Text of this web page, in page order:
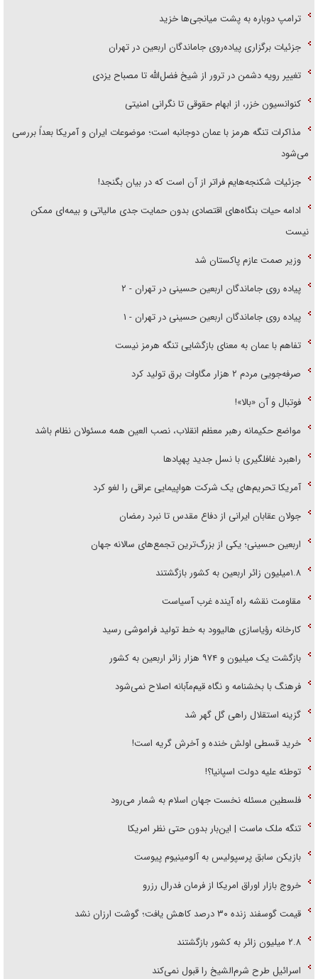
ترامپ دوباره به پشت میانجی‌ها خزید
جزئیات برگزاری پیاده‌روی جاماندگان اربعین در تهران
تغییر رویه دشمن در ترور از شیخ فضل‌الله تا مصباح یزدی
کنوانسیون خزر، از ابهام حقوقی تا نگرانی امنیتی
مذاکرات تنگه هرمز با عمان دوجانبه است؛ موضوعات ایران و آمریکا بعداً بررسی
می‌شود
جزئیات شکنجه‌هایم فراتر از آن است که در بیان بگنجد!
ادامه حیات بنگاه‌های اقتصادی بدون حمایت جدی مالیاتی و بیمه‌ای ممکن
نیست
وزیر صمت عازم پاکستان شد
پیاده روی جاماندگان اربعین حسینی در تهران - ۲
پیاده روی جاماندگان اربعین حسینی در تهران - ۱
تفاهم با عمان به معنای بازگشایی تنگه هرمز نیست
صرفه‌جویی مردم ۲ هزار مگاوات برق تولید کرد
فوتبال و آن «بالا»!
مواضع حکیمانه رهبر معظم انقلاب، نصب العین همه مسئولان نظام باشد
راهبرد غافلگیری با نسل جدید پهپاد‌ها
آمریکا تحریم‌های یک شرکت هواپیمایی عراقی را لغو کرد
جولان عقابان ایرانی از دفاع مقدس تا نبرد رمضان
اربعین حسینی؛ یکی از بزرگ‌ترین تجمع‌های سالانه جهان
۱.۸میلیون زائر اربعین به کشور بازگشتند
مقاومت نقشه راه آینده غرب آسیاست
کارخانه رؤیاسازی هالیوود به خط تولید فراموشی رسید
بازگشت یک میلیون و ۹۷۴ هزار زائر اربعین به کشور
فرهنگ با بخشنامه و نگاه قیم‌مآبانه اصلاح نمی‌شود
گزینه استقلال راهی گل گهر شد
خرید قسطی اولش خنده و آخرش گریه است!
توطئه علیه دولت اسپانیا؟!
فلسطین مسئله نخست جهان اسلام به شمار می‌رود
تنگه ملک ماست | این‌بار بدون حتی نظر امریکا
بازیکن سابق پرسپولیس به آلومینیوم پیوست
خروج بازار اوراق امریکا از فرمان فدرال رزرو
قیمت گوسفند زنده ۳۰ درصد کاهش یافت؛ گوشت ارزان نشد
۲.۸ میلیون زائر به کشور بازگشتند
اسرائیل طرح شرم‌الشیخ را قبول نمی‌کند